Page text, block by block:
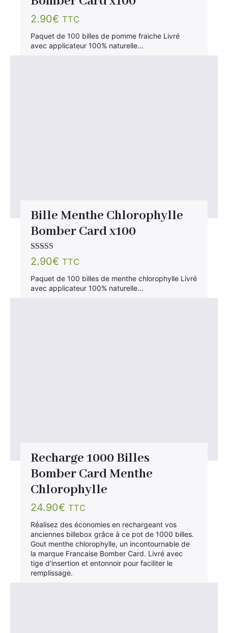
2.90€ TTC
Paquet de 100 billes de pomme fraiche Livré
avec applicateur 100% naturelle…
Bille Menthe Chlorophylle
Bomber Card x100
Note5.00sur
5
2.90€ TTC
Paquet de 100 billes de menthe chlorophylle Livré
avec applicateur 100% naturelle…
Recharge 1000 Billes
Bomber Card Menthe
Chlorophylle
24.90€ TTC
Réalisez des économies en rechargeant vos
anciennes billebox grâce à ce pot de 1000 billes.
Gout menthe chlorophylle, un incontournable de
la marque Francaise Bomber Card. Livré avec
tige d'insertion et entonnoir pour faciliter le
remplissage.